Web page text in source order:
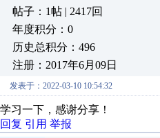
帖子：1帖 | 2417回
年度积分：0
历史总积分：496
注册：2017年6月09日
发表于：2022-03-10 10:54:32
学习一下，感谢分享！
回复 引用 举报